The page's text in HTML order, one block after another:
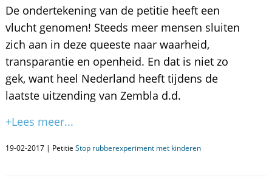
De ondertekening van de petitie heeft een
vlucht genomen! Steeds meer mensen sluiten
zich aan in deze queeste naar waarheid,
transparantie en openheid. En dat is niet zo
gek, want heel Nederland heeft tijdens de
laatste uitzending van Zembla d.d.
+Lees meer...
19-02-2017 | Petitie Stop rubberexperiment met kinderen